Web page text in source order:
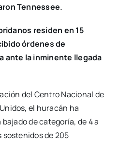
Tennessee.
residen en 15
órdenes de
ante la inminente llegada
del Centro Nacional de
el huracán ha
de categoría, de 4 a
de 205